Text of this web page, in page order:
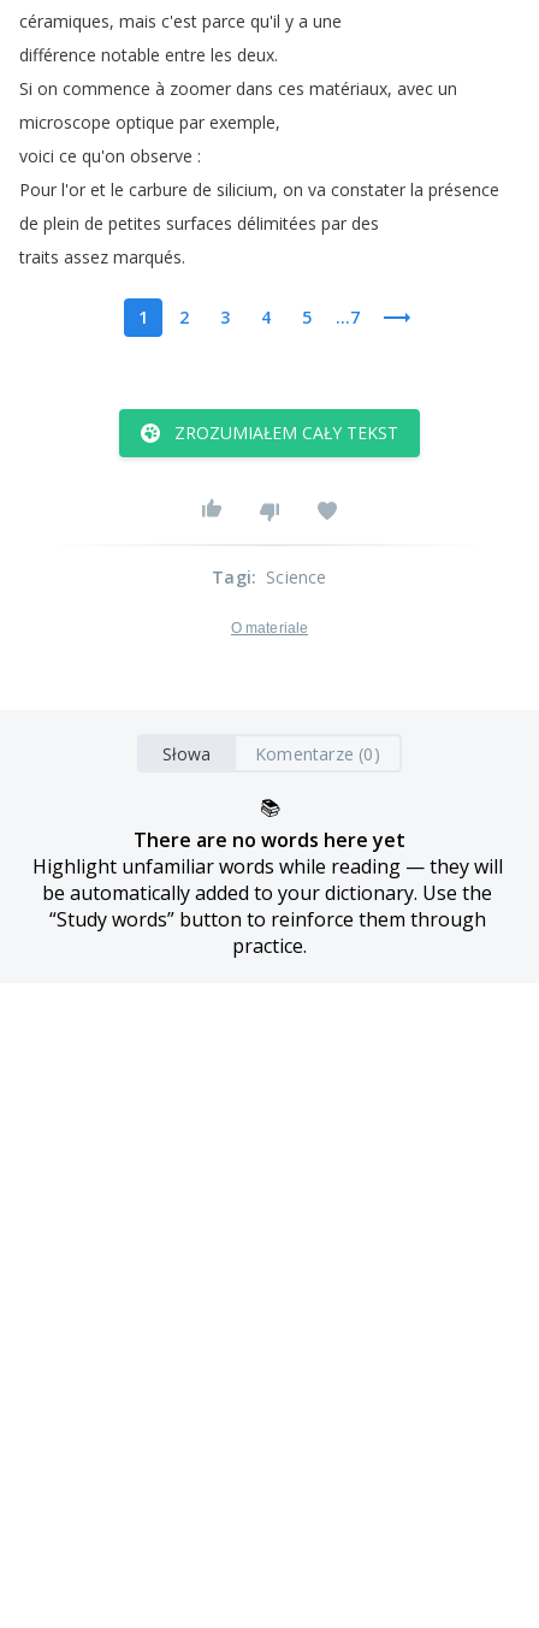
céramiques, mais c'est parce qu'il y a une
différence notable entre les deux.
Si on commence à zoomer dans ces matériaux, avec un
microscope optique par exemple,
voici ce qu'on observe :
Pour l'or et le carbure de silicium, on va constater la présence
de plein de petites surfaces délimitées par des
traits assez marqués.
1 2 3 4 5 ...7
ZROZUMIAŁEM CAŁY TEKST
Tagi: Science
O materiale
Słowa Komentarze (0)
📚
There are no words here yet
Highlight unfamiliar words while reading — they will
be automatically added to your dictionary. Use the
“Study words” button to reinforce them through
practice.